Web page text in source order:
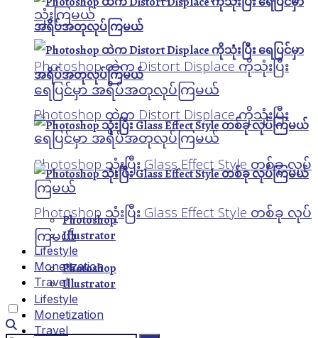
Photoshop ထဲက Distort Displace ကိုသုံးပြီး
ရေပြင်မှာ အရိပ်အတုလုပ်ကြမယ်
Photoshop သုံးပြီး Glass Effect Style တစ်ခု လုပ်
ကြမယ်
Photoshop
Illustrator
Lifestyle
Monetization
Travel
သုံးကြမယ်
Photoshop ထဲက Distort Displace ကိုသုံးပြီး
ရေပြင်မှာ အရိပ်အတုလုပ်ကြမယ်
Photoshop သုံးပြီး Glass Effect Style တစ်ခု လုပ်
ကြမယ်
Photoshop
Illustrator
Lifestyle
Monetization
Travel